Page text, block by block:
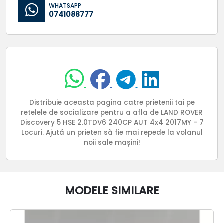
WHATSAPP
0741088777
Distribuie aceasta pagina catre prietenii tai pe
retelele de socializare pentru a afla de LAND ROVER
Discovery 5 HSE 2.0TDV6 240CP AUT 4x4 2017MY - 7
Locuri. Ajută un prieten să fie mai repede la volanul
noii sale mașini!
MODELE SIMILARE